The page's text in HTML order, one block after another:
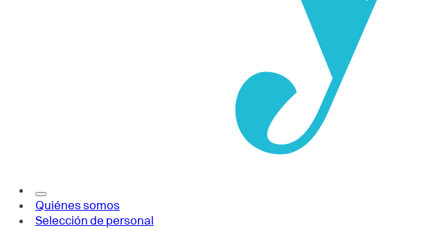
Quiénes somos
Selección de personal